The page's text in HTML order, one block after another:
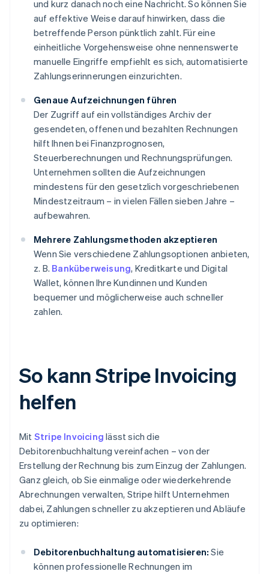
und kurz danach noch eine Nachricht. So können Sie
auf effektive Weise darauf hinwirken, dass die
betreffende Person pünktlich zahlt. Für eine
einheitliche Vorgehensweise ohne nennenswerte
manuelle Eingriffe empfiehlt es sich, automatisierte
Zahlungserinnerungen einzurichten.
Genaue Aufzeichnungen führen
Der Zugriff auf ein vollständiges Archiv der
gesendeten, offenen und bezahlten Rechnungen
hilft Ihnen bei Finanzprognosen,
Steuerberechnungen und Rechnungsprüfungen.
Unternehmen sollten die Aufzeichnungen
mindestens für den gesetzlich vorgeschriebenen
Mindestzeitraum – in vielen Fällen sieben Jahre –
aufbewahren.
Mehrere Zahlungsmethoden akzeptieren
Wenn Sie verschiedene Zahlungsoptionen anbieten,
z. B. Banküberweisung, Kreditkarte und Digital
Wallet, können Ihre Kundinnen und Kunden
bequemer und möglicherweise auch schneller
zahlen.
So kann Stripe Invoicing
helfen
Mit Stripe Invoicing lässt sich die
Debitorenbuchhaltung vereinfachen – von der
Erstellung der Rechnung bis zum Einzug der Zahlungen.
Ganz gleich, ob Sie einmalige oder wiederkehrende
Abrechnungen verwalten, Stripe hilft Unternehmen
dabei, Zahlungen schneller zu akzeptieren und Abläufe
zu optimieren:
Debitorenbuchhaltung automatisieren: Sie
können professionelle Rechnungen im